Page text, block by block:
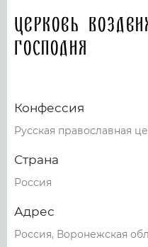
Церковь
Господня
Конфессия
Русская православная
Страна
Россия
Адрес
Россия, Воронежская